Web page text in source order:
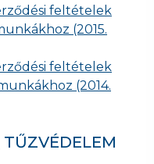
feltételek
(2015.
feltételek
(2014.
TŰZVÉDELEM